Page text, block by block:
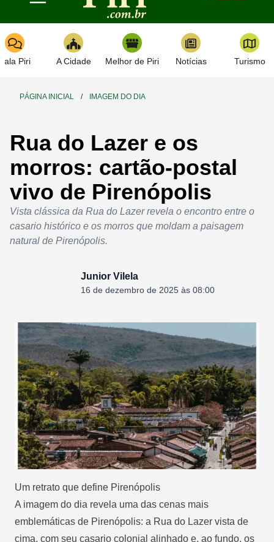
Toggle navigation
Piri A Cidade Melhor de Piri Notícias Turismo
PÁGINA INICIAL / IMAGEM DO DIA
Rua do Lazer e os
morros: cartão-postal
vivo de Pirenópolis
Vista clássica da Rua do Lazer revela o encontro entre o
casario histórico e os morros que moldam a paisagem
natural de Pirenópolis.
Junior Vilela
16 de dezembro de 2025 às 08:00
Um retrato que define Pirenópolis
A imagem do dia revela uma das cenas mais
emblemáticas de Pirenópolis: a Rua do Lazer vista de
cima, com seu casario colonial alinhado e, ao fundo, os